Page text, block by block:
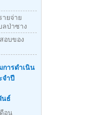
ายจ่าย
ลป่าซาง
อบของ
การดำเนิน
จำปี
นธ์
อน